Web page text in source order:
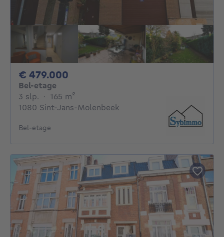
€ 479.000
Bel-etage
3 slp. 3 slaapkamers
· 165 m²
1080 Sint-Jans-Molenbeek
Bel-etage